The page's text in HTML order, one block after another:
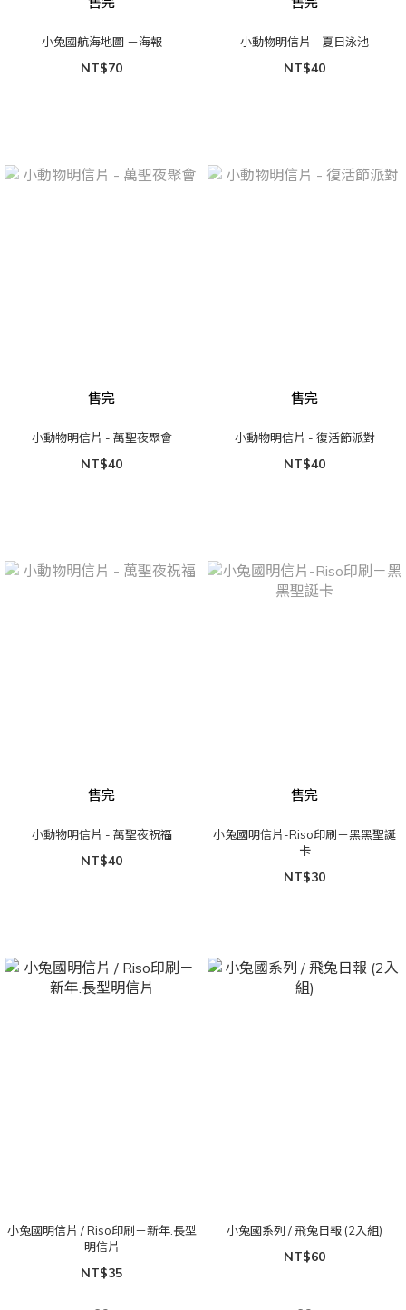
小兔國航海地圖 －海報
NT$70
小動物明信片 - 夏日泳池
NT$40
售完
小動物明信片 - 萬聖夜聚會
NT$40
售完
小動物明信片 - 復活節派對
NT$40
售完
小動物明信片 - 萬聖夜祝福
NT$40
售完
小兔國明信片-Riso印刷－黑黑聖誕
卡
NT$30
小兔國明信片 / Riso印刷－新年.長型
明信片
NT$35
小兔國系列 / 飛兔日報 (2入組)
NT$60